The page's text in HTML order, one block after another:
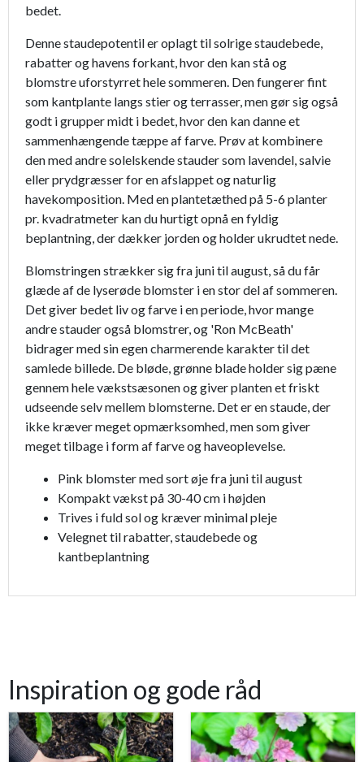
bedet.
Denne staudepotentil er oplagt til solrige staudebede,
rabatter og havens forkant, hvor den kan stå og
blomstre uforstyrret hele sommeren. Den fungerer fint
som kantplante langs stier og terrasser, men gør sig også
godt i grupper midt i bedet, hvor den kan danne et
sammenhængende tæppe af farve. Prøv at kombinere
den med andre solelskende stauder som lavendel, salvie
eller prydgræsser for en afslappet og naturlig
havekomposition. Med en plantetæthed på 5-6 planter
pr. kvadratmeter kan du hurtigt opnå en fyldig
beplantning, der dækker jorden og holder ukrudtet nede.
Blomstringen strækker sig fra juni til august, så du får
glæde af de lyserøde blomster i en stor del af sommeren.
Det giver bedet liv og farve i en periode, hvor mange
andre stauder også blomstrer, og 'Ron McBeath'
bidrager med sin egen charmerende karakter til det
samlede billede. De bløde, grønne blade holder sig pæne
gennem hele vækstsæsonen og giver planten et friskt
udseende selv mellem blomsterne. Det er en staude, der
ikke kræver meget opmærksomhed, men som giver
meget tilbage i form af farve og haveoplevelse.
Pink blomster med sort øje fra juni til august
Kompakt vækst på 30-40 cm i højden
Trives i fuld sol og kræver minimal pleje
Velegnet til rabatter, staudebede og
kantbeplantning
Inspiration og gode råd